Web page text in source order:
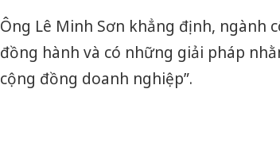
Ông Lê Minh Sơn khẳng định, ngành
đồng hành và có những giải pháp
cộng đồng doanh nghiệp”.